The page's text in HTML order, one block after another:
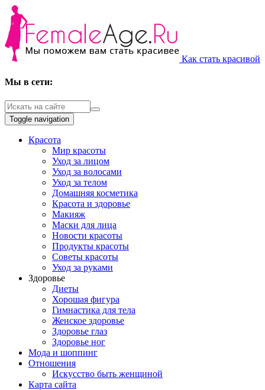
Как стать красивой
Мы в сети:
Toggle navigation
Красота
Мир красоты
Уход за лицом
Уход за волосами
Уход за телом
Домашняя косметика
Красота и здоровье
Макияж
Маски для лица
Новости красоты
Продукты красоты
Советы красоты
Уход за руками
Здоровье
Диеты
Хорошая фигура
Гимнастика для тела
Женское здоровье
Здоровье глаз
Здоровье ног
Мода и шоппинг
Отношения
Искусство быть женщиной
Карта сайта